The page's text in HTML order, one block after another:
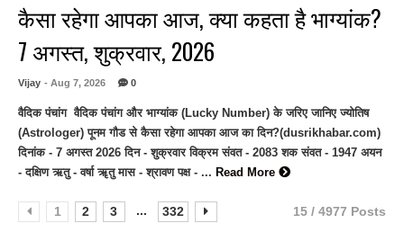
कैसा रहेगा आपका आज, क्या कहता है भाग्यांक?
7 अगस्त, शुक्रवार, 2026
Vijay - Aug 7, 2026 0
वैदिक पंचांग वैदिक पंचांग और भाग्यांक (Lucky Number) के जरिए जानिए ज्योतिष
(Astrologer) पूनम गौड से कैसा रहेगा आपका आज का दिन?(dusrikhabar.com)
दिनांक - 7 अगस्त 2026 दिन - शुक्रवार विक्रम संवत - 2083 शक संवत - 1947 अयन
- दक्षिण ऋतु - वर्षा ॠतु मास - श्रावण पक्ष - ... Read More
1 2 3 ... 332 15 / 4977 Posts